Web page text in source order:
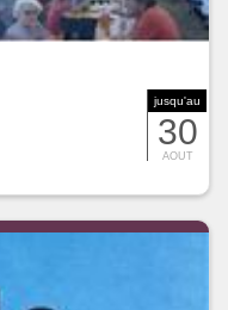
jusqu'au
30
AOUT